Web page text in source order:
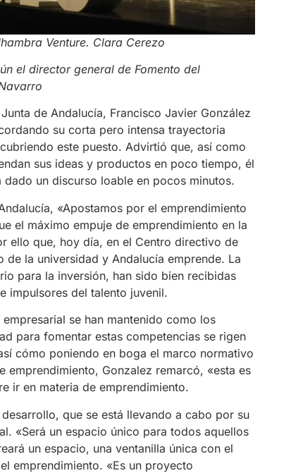
Venture. Clara Cerezo
el director general de Fomento del
de Andalucía, Francisco Javier González
su corta pero intensa trayectoria
este puesto. Advirtió que, así como
sus ideas y productos en poco tiempo, él
un discurso loable en pocos minutos.
«Apostamos por el emprendimiento
el máximo empuje de emprendimiento en la
ello que, hoy día, en el Centro directivo de
la universidad y Andalucía emprende. La
para la inversión, han sido bien recibidas
impulsores del talento juvenil.
se han mantenido como los
para fomentar estas competencias se rigen
cómo poniendo en boga el marco normativo
Gonzalez remarcó, «esta es
ir en materia de emprendimiento.
que se está llevando a cabo por su
«Será un espacio único para todos aquellos
un espacio, una ventanilla única con el
emprendimiento. «Es un proyecto